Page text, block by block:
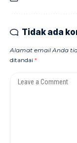
Tidak ada
Alamat email Anda
ditandai *